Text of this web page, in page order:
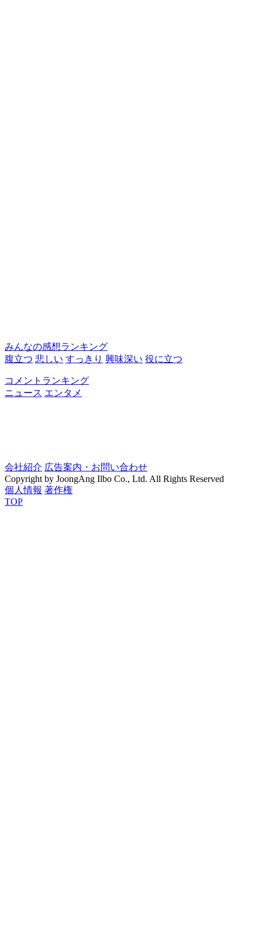
みんなの感想ランキング
腹立つ 悲しい すっきり 興味深い 役に立つ
コメントランキング
ニュース エンタメ
会社紹介 広告案内・お問い合わせ
Copyright by JoongAng Ilbo Co., Ltd. All Rights Reserved
個人情報 著作権
TOP